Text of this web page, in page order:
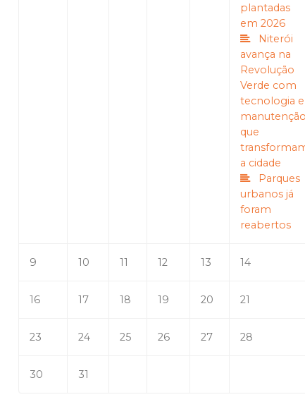
plantadas
em 2026
Niterói
avança na
Revolução
Verde com
tecnologia e
que
a cidade
Parques
urbanos já
foram
reabertos
9 10 11 12 13 14
16 17 18 19 20 21
23 24 25 26 27 28
30 31